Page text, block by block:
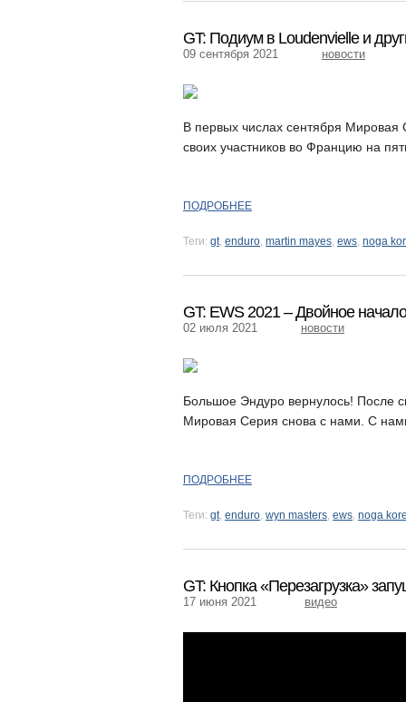
GT: Подиум в Loudenvielle и
09 сентября 2021 новости
В первых числах сентября
своих участников во Францию на
ПОДРОБНЕЕ
Теги: gt, enduro, martin mayes, ews, noga
GT: EWS 2021 – Двойное начало
02 июля 2021 новости
Большое Эндуро вернулось! После
Мировая Серия снова с нами. С
ПОДРОБНЕЕ
Теги: gt, enduro, wyn masters, ews, noga
GT: Кнопка «Перезагрузка»
17 июня 2021 видео